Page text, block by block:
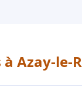
Azay-le-